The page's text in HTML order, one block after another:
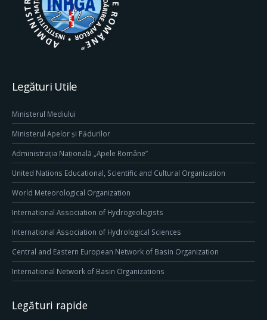
Legături Utile
Ministerul Mediului
Ministerul Apelor și Pădurilor
Administrația Națională „Apele Române”
United Nations Educational, Scientific and Cultural Organization
World Meteorological Organization
International Association of Hydrogeologists
International Association of Hydrological Sciences
Central and Eastern European Network of Basin Organization
International Network of Basin Organizations
Legături rapide